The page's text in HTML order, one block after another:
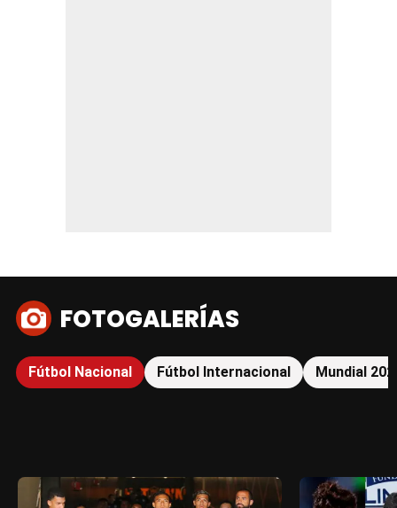
FOTOGALERÍAS
Fútbol Nacional Fútbol Internacional Mundial